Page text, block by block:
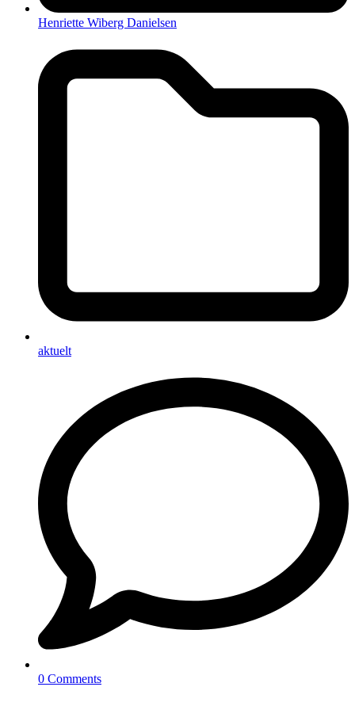
Henriette Wiberg Danielsen
aktuelt
0 Comments